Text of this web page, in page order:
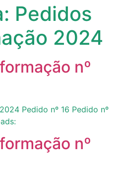
Pedidos
2024
nº
Pedido nº 16 Pedido nº
nº